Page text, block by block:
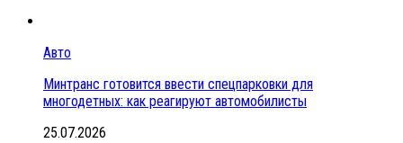
Авто
Минтранс готовится ввести спецпарковки для
многодетных: как реагируют автомобилисты
25.07.2026